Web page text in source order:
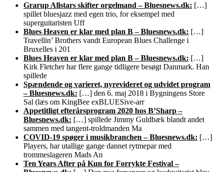
Grarup Allstars skifter orgelmand – Bluesnews.dk: […]
spillet bluesjazz med egen trio, for eksempel med
superguitaristen Uff
Blues Heaven er klar med plan B – Bluesnews.dk: […]
Travellin’ Brothers vandt European Blues Challenge i
Bruxelles i 201
Blues Heaven er klar med plan B – Bluesnews.dk: […]
Kirk Fletcher har flere gange tidligere besøgt Danmark. Han
spillede
Spændende og varieret, nyrevideret og udvidet program
– Bluesnews.dk: […] den 6. maj 2018 i Bygningens Store
Sal (læs om KingBee exBLUESive-arr
Appetitligt efterårsprogram 2020 hos B’Sharp –
Bluesnews.dk: […] spillede Jimmy Guldbæk blandt andet
sammen med tangent-troldmanden Ma
COVID-19 spøger i musikbranchen – Bluesnews.dk: […]
Players, har utallige gange dannet rytmepar med
trommeslageren Mads An
Ten Years After på Kun for Forrykte Festival –